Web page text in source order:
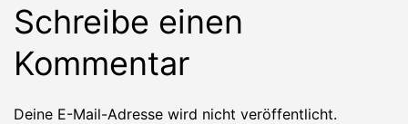
Schreibe einen
Kommentar
Deine E-Mail-Adresse wird nicht veröffentlicht.